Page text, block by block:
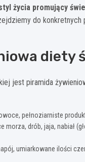
życia promujący
do
diety
jest piramida
pełnoziarniste
morza, drób, jaja, nabiał
umiarkowane ilości